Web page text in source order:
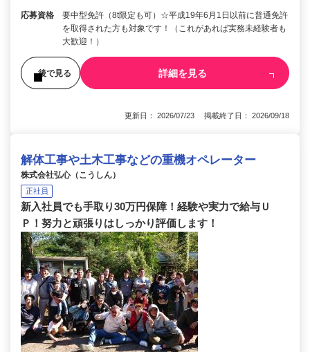
応募資格
要中型免許（8t限定も可）☆平成19年6月1日以前に普通免許
を取得された方も対象です！（これがあれば実務未経験者も
大歓迎！）
後で見る 詳細を見る
更新日： 2026/07/23 掲載終了日： 2026/09/18
解体工事や土木工事などの重機オペレーター
株式会社弘心（こうしん）
正社員
新入社員でも手取り30万円保障！経験や実力で給与Ｕ
Ｐ！努力と頑張りはしっかり評価します！